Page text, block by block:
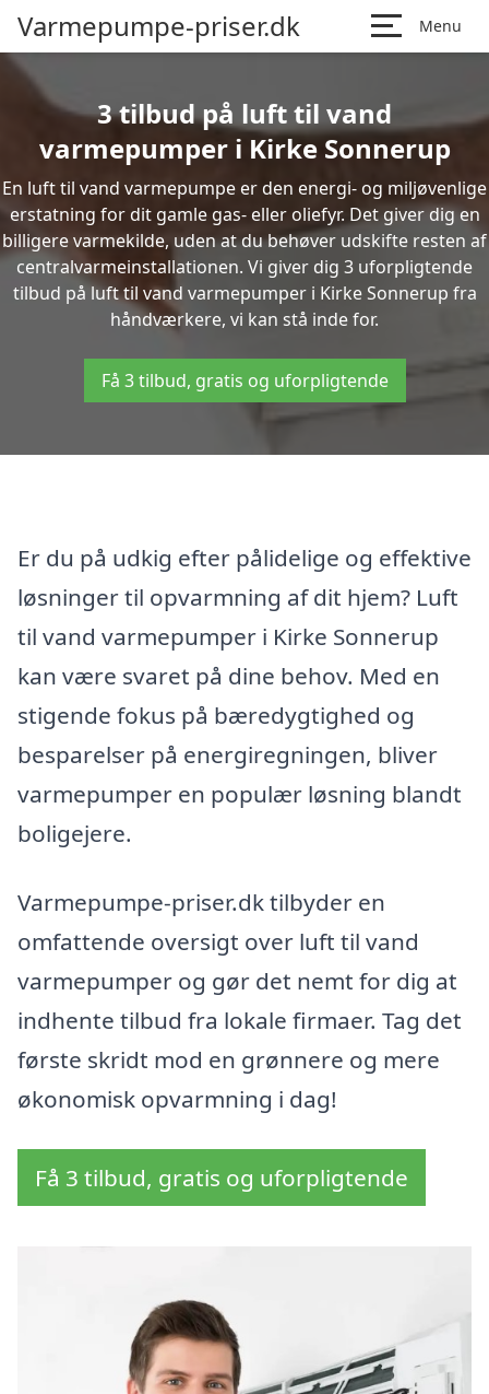
Varmepumpe-priser.dk Menu
3 tilbud på luft til vand
varmepumper i Kirke Sonnerup
En luft til vand varmepumpe er den energi- og miljøvenlige
erstatning for dit gamle gas- eller oliefyr. Det giver dig en
billigere varmekilde, uden at du behøver udskifte resten af
centralvarmeinstallationen. Vi giver dig 3 uforpligtende
tilbud på luft til vand varmepumper i Kirke Sonnerup fra
håndværkere, vi kan stå inde for.
Få 3 tilbud, gratis og uforpligtende
Er du på udkig efter pålidelige og effektive
løsninger til opvarmning af dit hjem? Luft
til vand varmepumper i Kirke Sonnerup
kan være svaret på dine behov. Med en
stigende fokus på bæredygtighed og
besparelser på energiregningen, bliver
varmepumper en populær løsning blandt
boligejere.
Varmepumpe-priser.dk tilbyder en
omfattende oversigt over luft til vand
varmepumper og gør det nemt for dig at
indhente tilbud fra lokale firmaer. Tag det
første skridt mod en grønnere og mere
økonomisk opvarmning i dag!
Få 3 tilbud, gratis og uforpligtende